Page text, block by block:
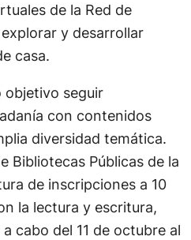
de la Red de
y desarrollar
casa.
objetivo seguir
con contenidos
diversidad temática.
Bibliotecas Públicas de la
de inscripciones a 10
la lectura y escritura,
cabo del 11 de octubre al